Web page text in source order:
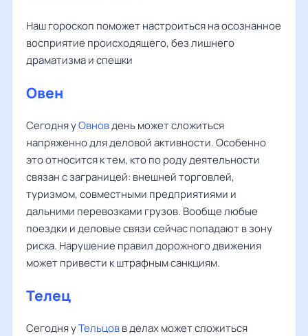
Наш гороскоп поможет настроиться на осознанное
восприятие происходящего, без лишнего
драматизма и спешки
Овен
Сегодня уОвновдень может сложиться
напряженно для деловой активности. Особенно
это относится к тем, кто по роду деятельности
связан с заграницей: внешней торговлей,
туризмом, совместными предприятиями и
дальними перевозками грузов. Вообще любые
поездки и деловые связи сейчас попадают в зону
риска. Нарушение правил дорожного движения
может привести к штрафным санкциям.
Телец
Сегодня уТельцовв делах может сложиться